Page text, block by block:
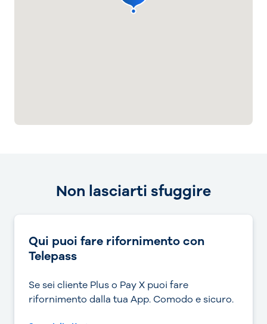
Non lasciarti sfuggire
Qui puoi fare rifornimento con
Telepass
Se sei cliente Plus o Pay X puoi fare
rifornimento dalla tua App. Comodo e sicuro.